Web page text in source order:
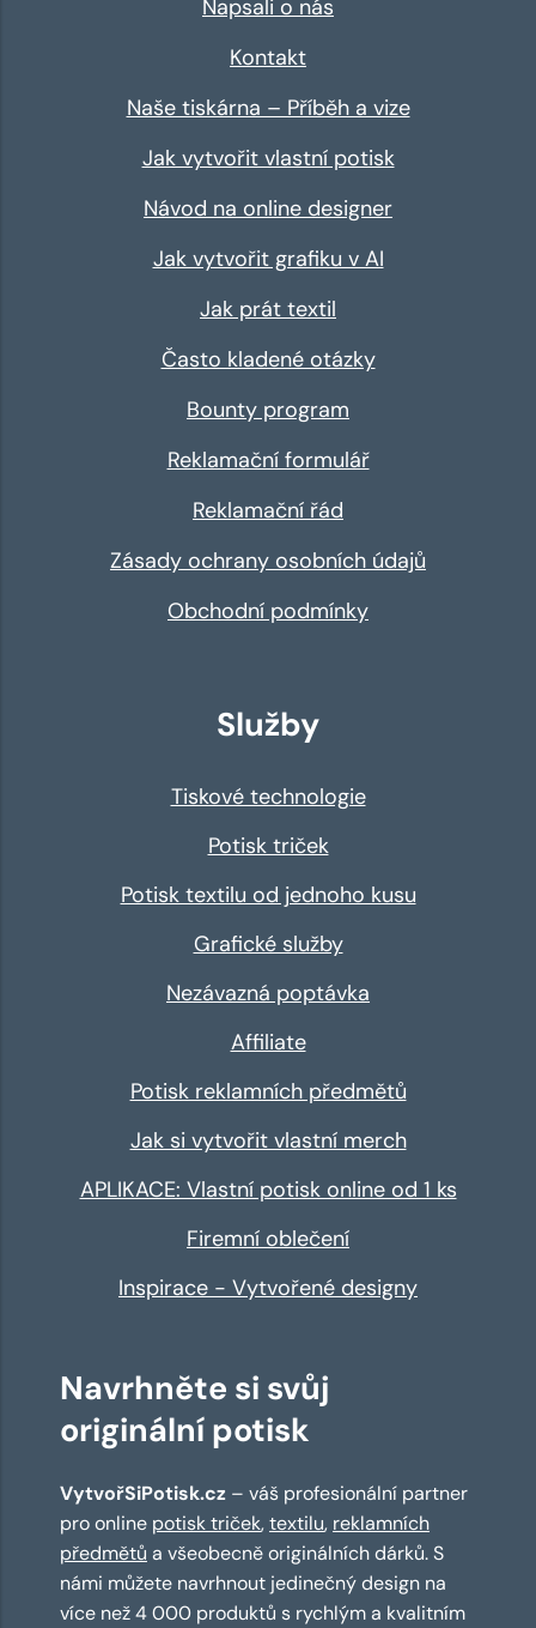
Napsali o nás
Kontakt
Naše tiskárna – Příběh a vize
Jak vytvořit vlastní potisk
Návod na online designer
Jak vytvořit grafiku v AI
Jak prát textil
Často kladené otázky
Bounty program
Reklamační formulář
Reklamační řád
Zásady ochrany osobních údajů
Obchodní podmínky
Služby
Tiskové technologie
Potisk triček
Potisk textilu od jednoho kusu
Grafické služby
Nezávazná poptávka
Affiliate
Potisk reklamních předmětů
Jak si vytvořit vlastní merch
APLIKACE: Vlastní potisk online od 1 ks
Firemní oblečení
Inspirace - Vytvořené designy
Navrhněte si svůj
originální potisk
VytvořSiPotisk.cz – váš profesionální partner
pro online potisk triček,textilu, reklamních
předmětů a všeobecně originálních dárků. S
námi můžete navrhnout jedinečný design na
více než 4 000 produktů s rychlým a kvalitním